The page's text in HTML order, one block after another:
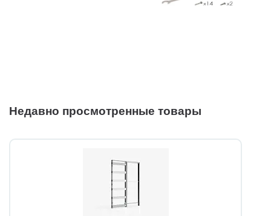
Недавно просмотренные товары